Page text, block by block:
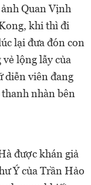
Quan Vịnh
khi thì đi
lại đưa đón con
lộng lẫy của
diễn viên đang
nhàn bên
được khán giả
Ý của Trần Hảo